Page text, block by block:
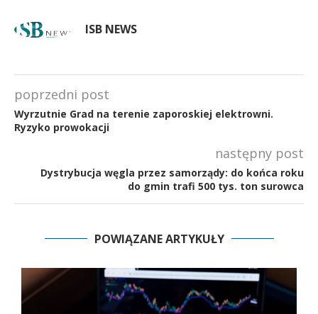
ISB NEWS
poprzedni post
Wyrzutnie Grad na terenie zaporoskiej elektrowni.
Ryzyko prowokacji
następny post
Dystrybucja węgla przez samorządy: do końca roku
do gmin trafi 500 tys. ton surowca
POWIĄZANE ARTYKUŁY